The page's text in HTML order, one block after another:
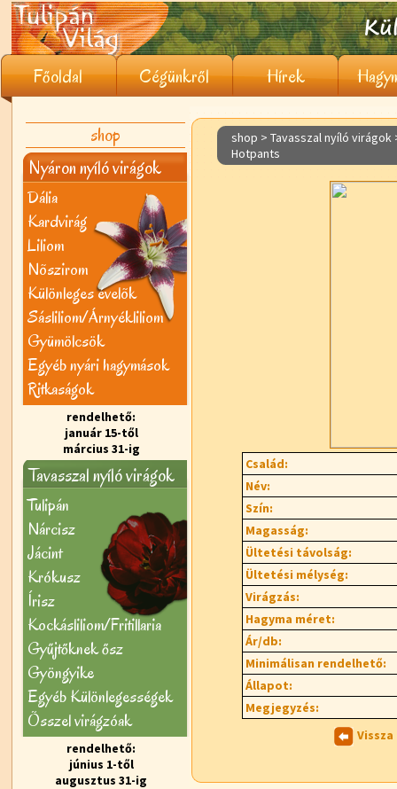
Főoldal Cégünkről Hírek
shop
Nyáron nyíló virágok
Dália
Kardvirág
Liliom
Nõszirom
Különleges évelõk
Sásliliom/Árnyékliliom
Gyümölcsök
Egyéb nyári hagymások
Ritkaságok
rendelhető:
január 15-től
március 31-ig
Tavasszal nyíló virágok
Tulipán
Nárcisz
Jácint
Krókusz
Írisz
Kockásliliom/Fritillaria
Gyűjtőknek ősz
Gyöngyike
Egyéb Különlegességek
Õsszel virágzóak
rendelhető:
június 1-től
augusztus 31-ig
shop > Tavasszal nyíló virágok
Hotpants
Család:
Név:
Szín:
Magasság:
Ültetési távolság:
Ültetési mélység:
Virágzás:
Hagyma méret:
Ár/db:
Minimálisan rendelhető:
Állapot:
Megjegyzés: